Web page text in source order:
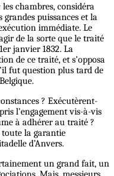
chambres, considéra
puissances et la
immédiate. Le
de la sorte que le traité
janvier 1832. La
de ce traité, et s’opposa
fut question plus tard de
? Exécutèrent-
l’engagement vis-à-vis
à adhérer au traité ?
toute la garantie
d’Anvers.
un grand fait, un